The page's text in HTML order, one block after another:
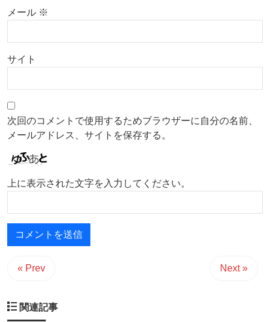
メール ※
サイト
次回のコメントで使用するためブラウザーに自分の名前、
メールアドレス、サイトを保存する。
上に表示された文字を入力してください。
« Prev Next »
関連記事